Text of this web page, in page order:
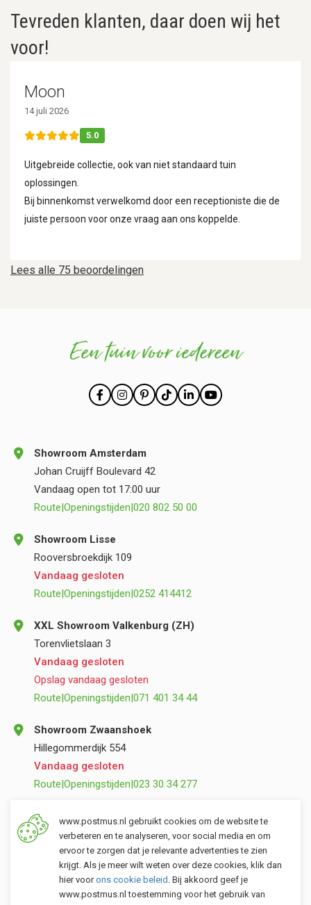
Tevreden klanten, daar doen wij het
voor!
Lees alle 75 beoordelingen
Moon
14 juli 2026
5.0
Uitgebreide collectie, ook van niet standaard tuin
oplossingen.
Bij binnenkomst verwelkomd door een receptioniste die de
juiste persoon voor onze vraag aan ons koppelde.
Een tuin voor iedereen
Showroom Amsterdam
Johan Cruijff Boulevard 42
Vandaag open tot 17:00 uur
Route|Openingstijden|020 802 50 00
Showroom Lisse
Rooversbroekdijk 109
Vandaag gesloten
Route|Openingstijden|0252 414412
XXL Showroom Valkenburg (ZH)
Torenvlietslaan 3
Vandaag gesloten
Opslag vandaag gesloten
Route|Openingstijden|071 401 34 44
Showroom Zwaanshoek
Hillegommerdijk 554
Vandaag gesloten
Route|Openingstijden|023 30 34 277
Opslag Valkenburg (ZH)
Torenvlietslaan 3
Vandaag gesloten
Route|Openingstijden |071 401 34 44
www.postmus.nl gebruikt cookies om de website te
verbeteren en te analyseren, voor social media en om
ervoor te zorgen dat je relevante advertenties te zien
krijgt. Als je meer wilt weten over deze cookies, klik dan
hier voorons cookie beleid . Bij akkoord geef je
www.postmus.nl toestemming voor het gebruik van